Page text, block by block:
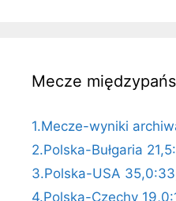
Mecze
1.Mecze-wyniki
2.Polska-Bułgaria
3.Polska-USA
4.Polska-Czechy